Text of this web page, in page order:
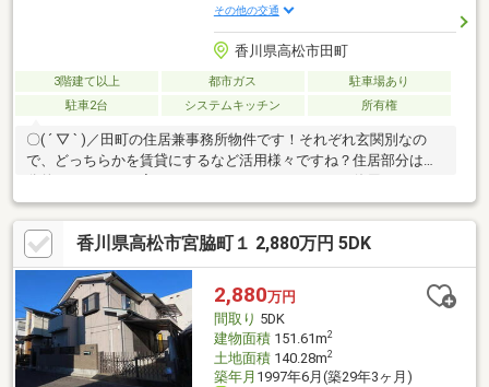
その他の交通
香川県高松市田町
3階建て以上 都市ガス
駐車場あり
駐車2台
システムキッチン 所有権
〇( ´ ▽ ` )／田町の住居兼事務所物件です！それぞれ玄関別なの
で、どっちらかを賃貸にするなど活用様々ですね？住居部分は部
分的にリフォーム完了しておりますので、すぐにご使用頂けます♪
和室があると、ちょっと休憩したいときにすぐ横になれます。使
いやすくおしゃれでニーズの高いシステムキッチン付きの物件で
す。IHクッキングヒーターでお料理をすることができます。今回
紹介するのは、建物面積が246.77平米。お好きな用途で使用可能
な3面バルコニーを備えたお住まいです。南向きの物件をお探しの
方、コチラよりご覧ください。階数が高く、眺望良好なので、毎
日眺めを楽しめます。
香川県高松市宮脇町１ 2,880万円 5DK
2,880万円
間取り 5DK
建物面積151.61m2
土地面積140.28m2
築年月 1997年6月(築29年3ヶ月)